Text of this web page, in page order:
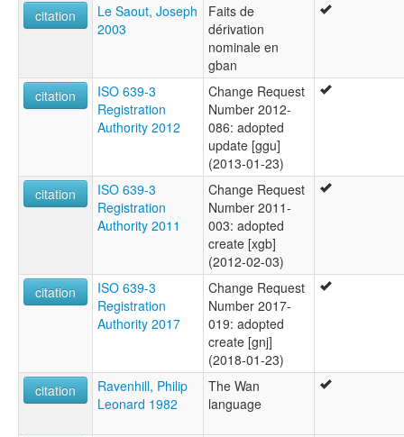
citation
Le Saout, Joseph
2003
Faits de
dérivation
nominale en
gban
citation
ISO 639-3
Registration
Authority 2012
Change Request
Number 2012-
086: adopted
update [ggu]
(2013-01-23)
citation
ISO 639-3
Registration
Authority 2011
Change Request
Number 2011-
003: adopted
create [xgb]
(2012-02-03)
citation
ISO 639-3
Registration
Authority 2017
Change Request
Number 2017-
019: adopted
create [gnj]
(2018-01-23)
citation
Ravenhill, Philip
Leonard 1982
The Wan
language